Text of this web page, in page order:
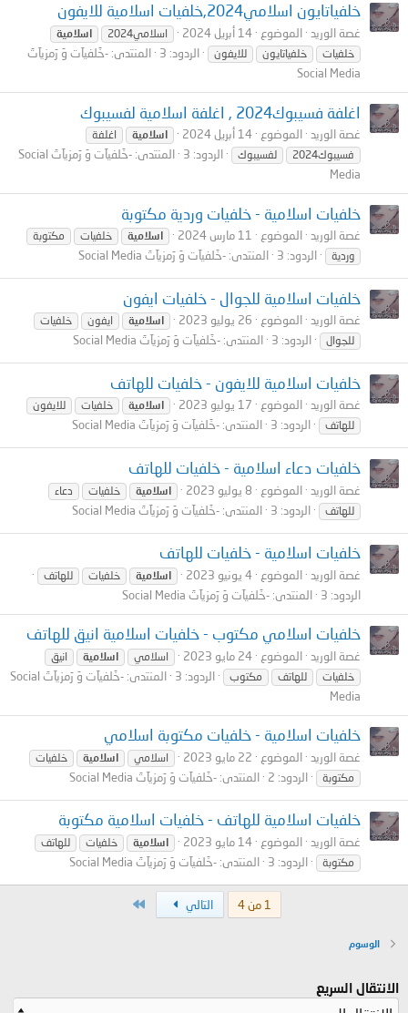
خلفياتايون اسلامي2024,خلفيات اسلامية للايفون
غصة الوريد الموضوع 14 أبريل 2024 اسلامي2024
اسلامية
خلفيات
خلفياتايون للايفون الردود: 3 المنتدى: -خَلفيآت وَ رَمزيآتَ
Social Media
اغلفة فسيبوك2024 , اغلفة اسلامية لفسيبوك
غصة الوريد الموضوع 14 أبريل 2024 اسلامية
اغلفة
فسيبوك2024
لفسيبوك الردود: 3 المنتدى:
-خَلفيآت وَ رَمزيآتَ Social
Media
خلفيات اسلامية - خلفيات وردية مكتوبة
غصة الوريد الموضوع 11 مارس 2024 اسلامية خلفيات
مكتوبة
وردية
الردود: 3 المنتدى: -خَلفيآت وَ رَمزيآتَ Social Media
خلفيات اسلامية للجوال - خلفيات ايفون
غصة الوريد الموضوع 26 يوليو 2023 اسلامية ايفون
خلفيات
للجوال
الردود: 3 المنتدى: -خَلفيآت وَ رَمزيآتَ Social Media
خلفيات اسلامية للايفون - خلفيات للهاتف
غصة الوريد الموضوع 17 يوليو 2023 اسلامية خلفيات
للايفون
للهاتف
الردود: 3 المنتدى: -خَلفيآت وَ رَمزيآتَ Social Media
خلفيات دعاء اسلامية - خلفيات للهاتف
غصة الوريد الموضوع 8 يوليو 2023 اسلامية خلفيات
دعاء
للهاتف
الردود: 3 المنتدى: -خَلفيآت وَ رَمزيآتَ Social Media
خلفيات اسلامية - خلفيات للهاتف
غصة الوريد الموضوع 4 يونيو 2023 اسلامية خلفيات للهاتف
الردود: 3 المنتدى: -خَلفيآت وَ رَمزيآتَ Social Media
خلفيات اسلامي مكتوب - خلفيات اسلامية انيق للهاتف
غصة الوريد الموضوع 24 مايو 2023 اسلامي اسلامية
انيق
خلفيات
للهاتف مكتوب الردود: 3 المنتدى:
-خَلفيآت وَ رَمزيآتَ Social
Media
خلفيات اسلامية - خلفيات مكتوبة اسلامي
غصة الوريد الموضوع 22 مايو 2023 اسلامي اسلامية
خلفيات
مكتوبة
الردود: 2 المنتدى: -خَلفيآت وَ رَمزيآتَ Social Media
خلفيات اسلامية للهاتف - خلفيات اسلامية مكتوبة
غصة الوريد الموضوع 14 مايو 2023 اسلامية خلفيات
للهاتف
مكتوبة
الردود: 3 المنتدى: -خَلفيآت وَ رَمزيآتَ Social Media
1 من 4 التالي
الوسوم
الانتقال السريع